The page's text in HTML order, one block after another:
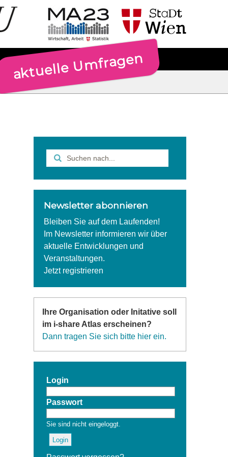
aktuelle Umfragen
Newsletter abonnieren
Bleiben Sie auf dem Laufenden!
Im Newsletter informieren wir über
aktuelle Entwicklungen und
Veranstaltungen.
Jetzt registrieren
Ihre Organisation oder Initative soll
im i-share Atlas erscheinen?
Dann tragen Sie sich bitte hier ein.
Login
Passwort
Sie sind nicht eingeloggt.
Login